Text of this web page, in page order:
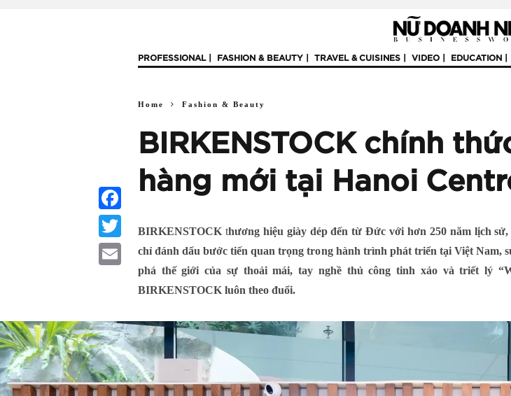
PROFESSIONAL FASHION & BEAUTY TRAVEL & CUISINES VIDEO EDUCATION
Home Fashion & Beauty
BIRKENSTOCK chính
hàng mới tại Hanoi
BIRKENSTOCK thương hiệu giày dép đến từ Đức với hơn 250 năm lịch
chỉ đánh dấu bước tiến quan trọng trong hành trình phát triển tại Việt Nam,
phá thế giới của sự thoải mái, tay nghề thủ công tinh xảo và triết lý
BIRKENSTOCK luôn theo đuổi.
Facebook
Twitter